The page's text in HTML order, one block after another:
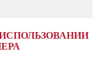
ИСПОЛЬЗОВАНИИ